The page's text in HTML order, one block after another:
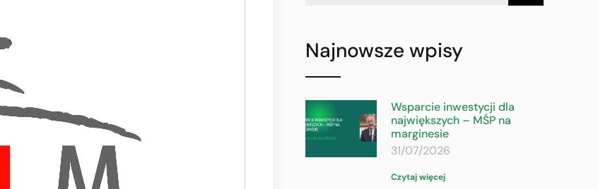
Najnowsze wpisy
Wsparcie inwestycji dla
największych – MŚP na
marginesie
31/07/2026
Czytaj więcej